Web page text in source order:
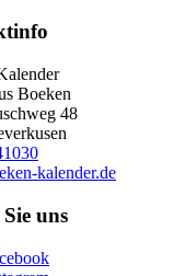
Boeken
48
kalender.de
uns